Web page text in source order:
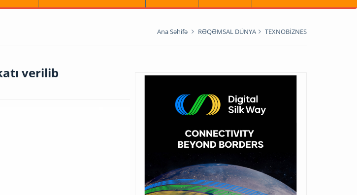
Ana Səhifə RƏQƏMSAL DÜNYA TEXNOBİZNES
verilib